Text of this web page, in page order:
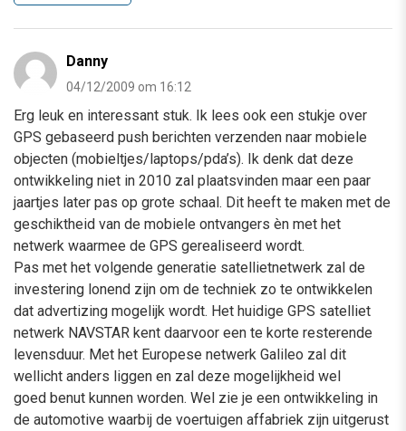
Danny
04/12/2009 om 16:12
Erg leuk en interessant stuk. Ik lees ook een stukje over
GPS gebaseerd push berichten verzenden naar mobiele
objecten (mobieltjes/laptops/pda’s). Ik denk dat deze
ontwikkeling niet in 2010 zal plaatsvinden maar een paar
jaartjes later pas op grote schaal. Dit heeft te maken met de
geschiktheid van de mobiele ontvangers èn met het
netwerk waarmee de GPS gerealiseerd wordt.
Pas met het volgende generatie satellietnetwerk zal de
investering lonend zijn om de techniek zo te ontwikkelen
dat advertizing mogelijk wordt. Het huidige GPS satelliet
netwerk NAVSTAR kent daarvoor een te korte resterende
levensduur. Met het Europese netwerk Galileo zal dit
wellicht anders liggen en zal deze mogelijkheid wel
goed benut kunnen worden. Wel zie je een ontwikkeling in
de automotive waarbij de voertuigen affabriek zijn uitgerust